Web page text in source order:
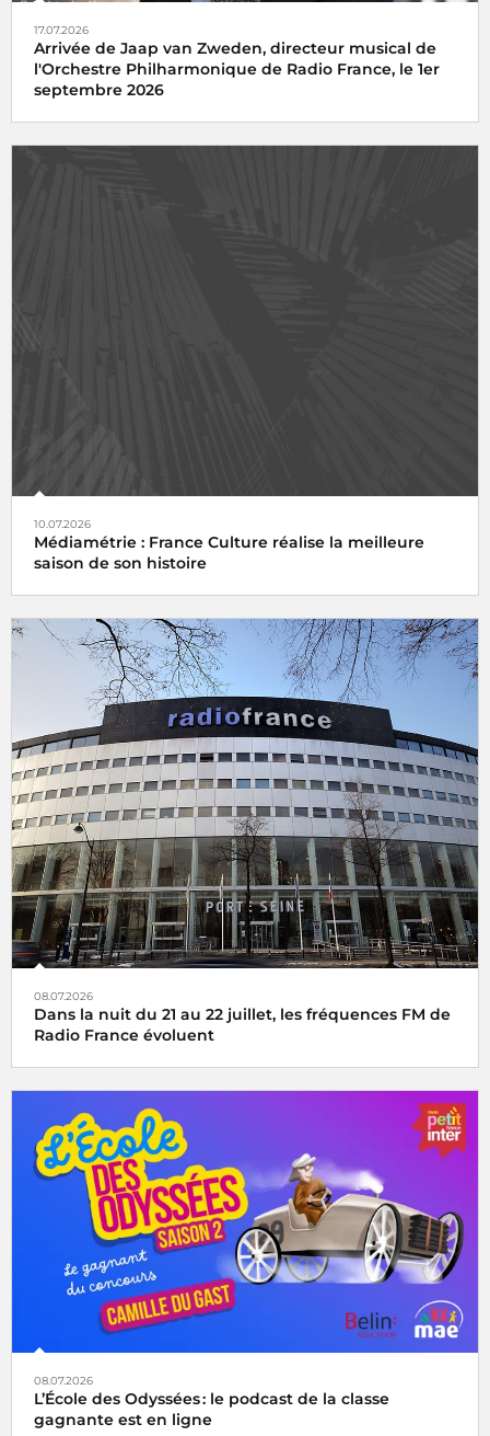
17.07.2026
Arrivée de Jaap van Zweden, directeur musical de
l'Orchestre Philharmonique de Radio France, le 1er
septembre 2026
10.07.2026
Médiamétrie : France Culture réalise la meilleure
saison de son histoire
08.07.2026
Dans la nuit du 21 au 22 juillet, les fréquences FM de
Radio France évoluent
08.07.2026
L’École des Odyssées : le podcast de la classe
gagnante est en ligne